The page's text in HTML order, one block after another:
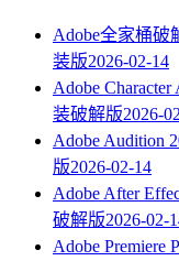
Adobe全家桶破
装版2026-02-14
Adobe
装破解版2026-
Adobe Audition
版2026-02-14
Adobe After
破解版2026-02-
Adobe Premiere